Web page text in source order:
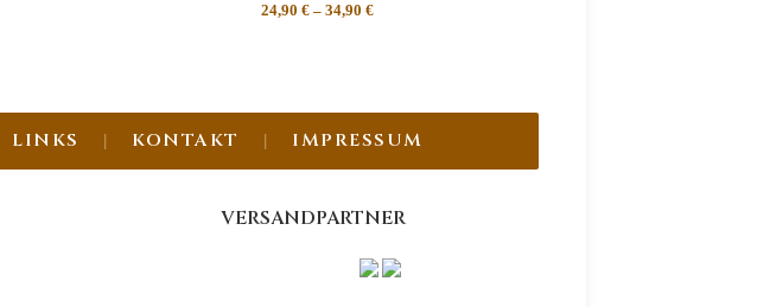
24,90 €– 34,90 €
LINKS KONTAKT IMPRESSUM
VERSANDPARTNER